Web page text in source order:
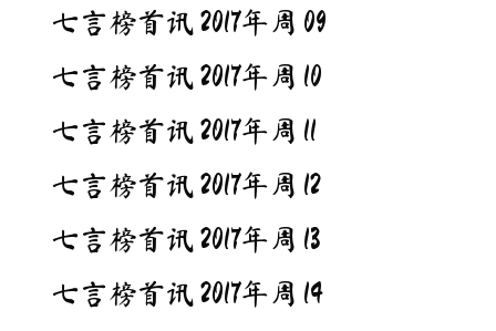
七言榜首讯 2017年周 09
七言榜首讯 2017年周 10
七言榜首讯 2017年周 11
七言榜首讯 2017年周 12
七言榜首讯 2017年周 13
七言榜首讯 2017年周 14